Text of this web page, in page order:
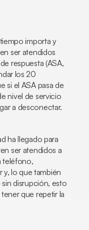
importa y
ser atendidos
respuesta (ASA,
los 20
si el ASA pasa de
nivel de servicio
a desconectar.
ha llegado para
ser atendidos a
teléfono,
y, lo que también
disrupción, esto
que repetir la